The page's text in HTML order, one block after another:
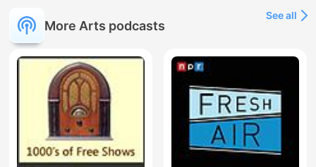
More Arts podcasts
See all